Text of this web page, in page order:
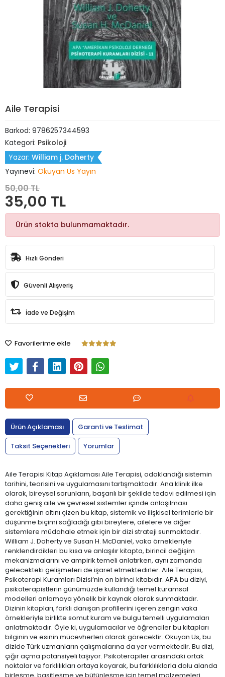
Aile Terapisi
Barkod: 9786257344593
Kategori: Psikoloji
Yazar: William j. Doherty
Yayınevi: Okuyan Us Yayın
50,00 TL
35,00 TL
Ürün stokta bulunmamaktadır.
Hızlı Gönderi
Güvenli Alışveriş
İade ve Değişim
Favorilerime ekle
Ürün Açıklaması
Garanti ve Teslimat
Taksit Seçenekleri
Yorumlar
Aile Terapisi Kitap Açıklaması Aile Terapisi, odaklandığı sistemin
tarihini, teorisini ve uygulamasını tartışmaktadır. Ana klinik ilke
olarak, bireysel sorunların, başarılı bir şekilde tedavi edilmesi için
daha geniş aile ve çevresel sistemler içinde anlaşılması
gerektiğinin altını çizen bu kitap, sistemik ve ilişkisel terimlerle bir
düşünme biçimi sağladığı gibi bireylere, ailelere ve diğer
sistemlere müdahale etmek için bir dizi strateji sunmaktadır.
William J. Doherty ve Susan H. McDaniel, vaka örnekleriyle
renklendirdikleri bu kısa ve anlaşılır kitapta, birincil değişim
mekanizmalarını ve ampirik temeli anlatırken, aynı zamanda
gelecekteki gelişmeleri de işaret etmektedirler. Aile Terapisi,
Psikoterapi Kuramları Dizisi’nin on birinci kitabıdır. APA bu diziyi,
psikoterapistlerin günümüzde kullandığı temel kuramsal
modelleri anlamaya yönelik bir kaynak olarak sunmaktadır.
Dizinin kitapları, farklı danışan profillerini içeren zengin vaka
örnekleriyle birlikte somut kuram ve bulgu temelli uygulamaları
anlatmaktadır. Öyle ki, uygulamacılar ve öğrenciler bu kitapları
bilginin ve esinin mücevherleri olarak görecektir. Okuyan Us, bu
dizide Türk uzmanların çalışmalarına da yer vermektedir. Bu dizi,
çığır açma potansiyeli taşıyor. Psikoterapiler arasındaki ortak
noktalar ve farklılıkları ortaya koyarak, bu farklılıklarla dolu alanda